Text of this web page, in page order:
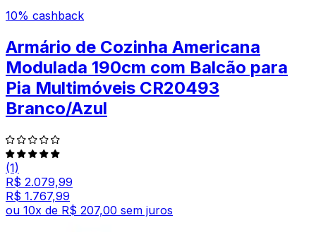
10% cashback
Armário de Cozinha Americana
Modulada 190cm com Balcão para
Pia Multimóveis CR20493
Branco/Azul
(1)
R$ 2.079,99
R$ 1.767,99
ou 10x de R$ 207,00 sem juros